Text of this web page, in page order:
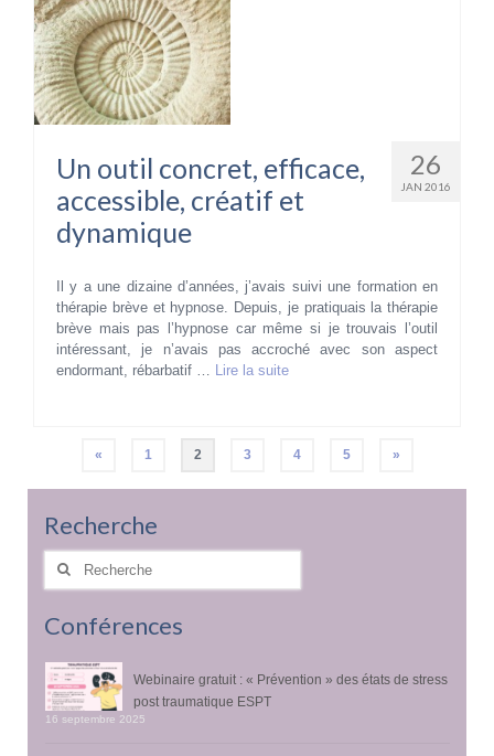
26
JAN 2016
Un outil concret, efficace,
accessible, créatif et
dynamique
Il y a une dizaine d’années, j’avais suivi une formation en
thérapie brève et hypnose. Depuis, je pratiquais la thérapie
brève mais pas l’hypnose car même si je trouvais l’outil
intéressant, je n’avais pas accroché avec son aspect
endormant, rébarbatif …
Lire la suite­­
Pagination
publications
« 1 2 3 4 5 »
Recherche
Rechercher
Conférences
Webinaire gratuit : « Prévention » des états de stress
post traumatique ESPT
16 septembre 2025